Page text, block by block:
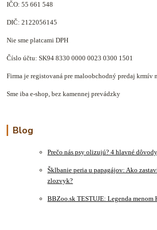
IČO: 55 661 548
DIČ: 2122056145
Nie sme platcami DPH
Číslo účtu: SK94 8330 0000 0023 0300 1501
Firma je registovaná pre maloobchodný predaj krmív
Sme iba e-shop, bez kamennej prevádzky
Blog
Prečo nás psy olizujú? 4 hlavné dôvody
Šklbanie peria u papagájov: Ako
zlozvyk?
BBZoo.sk TESTUJE: Legenda menom